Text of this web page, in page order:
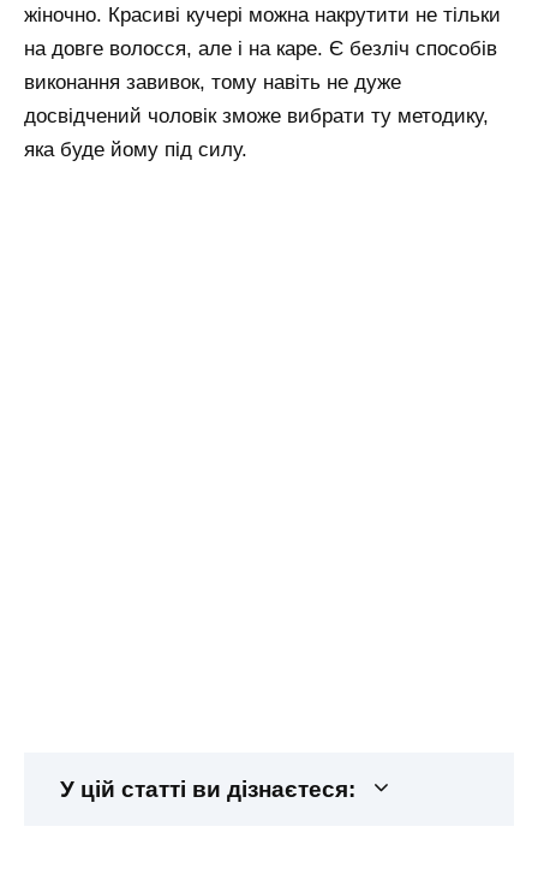
жіночно. Красиві кучері можна накрутити не тільки
на довге волосся, але і на каре. Є безліч способів
виконання завивок, тому навіть не дуже
досвідчений чоловік зможе вибрати ту методику,
яка буде йому під силу.
У цій статті ви дізнаєтеся: